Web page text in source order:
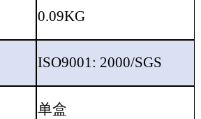
0.09KG
ISO9001: 2000/SGS
单盒